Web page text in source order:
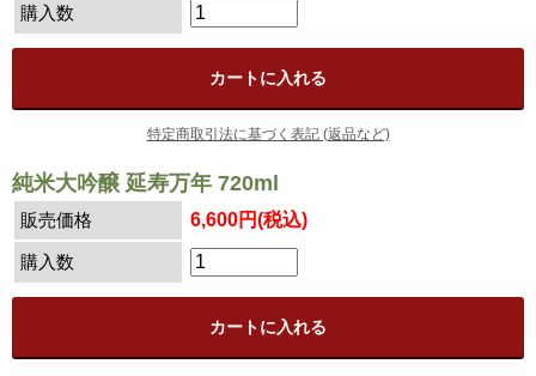
購入数
特定商取引法に基づく表記 (返品など)
純米大吟醸 延寿万年 720ml
販売価格 6,600円(税込)
購入数